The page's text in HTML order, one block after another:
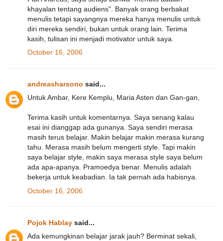
khayalan tentang audiens". Banyak orang berbakat
menulis tetapi sayangnya mereka hanya menulis untuk
diri mereka sendiri, bukan untuk orang lain. Terima
kasih, tulisan ini menjadi motivator untuk saya.
October 16, 2006
andreasharsono said...
Untuk Ambar, Kere Kemplu, Maria Asten dan Gan-gan,
Terima kasih untuk komentarnya. Saya senang kalau
esai ini dianggap ada gunanya. Saya sendiri merasa
masih terus belajar. Makin belajar makin merasa kurang
tahu. Merasa masih belum mengerti style. Tapi makin
saya belajar style, makin saya merasa style saya belum
ada apa-apanya. Pramoedya benar. Menulis adalah
bekerja untuk keabadian. Ia tak pernah ada habisnya.
October 16, 2006
Pojok Hablay said...
Ada kemungkinan belajar jarak jauh? Berminat sekali,